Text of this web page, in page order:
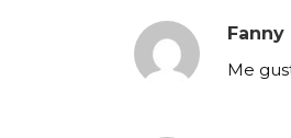
Fanny
Me